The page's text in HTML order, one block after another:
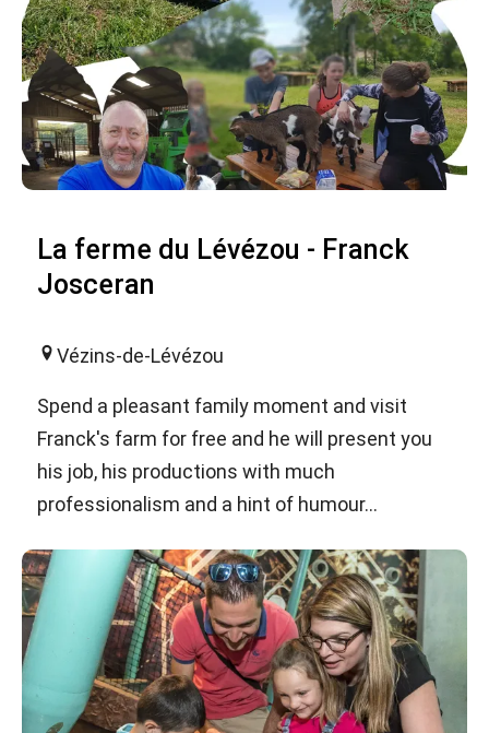
La ferme du Lévézou - Franck
Josceran
Vézins-de-Lévézou
Spend a pleasant family moment and visit
Franck's farm for free and he will present you
his job, his productions with much
professionalism and a hint of humour...